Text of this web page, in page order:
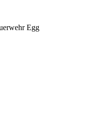
Egg